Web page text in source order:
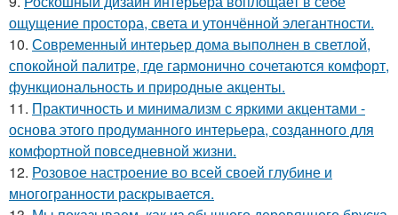
ощущение простора, света и утончённой элегантности.
10. Современный интерьер дома выполнен в светлой,
спокойной палитре, где гармонично сочетаются комфорт,
функциональность и природные акценты.
11. Практичность и минимализм с яркими акцентами -
основа этого продуманного интерьера, созданного для
комфортной повседневной жизни.
12. Розовое настроение во всей своей глубине и
многогранности раскрывается.